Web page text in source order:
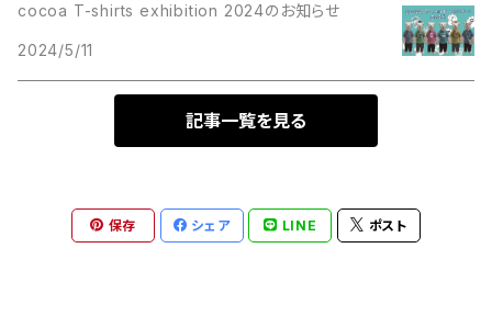
cocoa T-shirts exhibition 2024のお知らせ
2024/5/11
記事一覧を見る
保存 シェア LINE ポスト